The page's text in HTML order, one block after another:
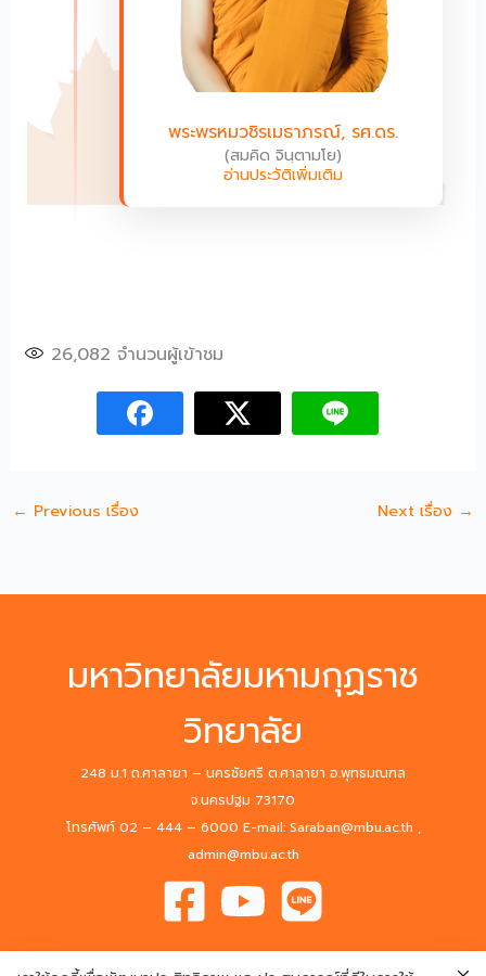
พระพรหมวชิรเมธาภรณ์, รศ.ดร.
(สมคิด จินฺตามโย)
อ่านประวัติเพิ่มเติม
26,082 จำนวนผู้เข้าชม
← Previous เรื่อง Next เรื่อง →
มหาวิทยาลัยมหามกุฏราช
วิทยาลัย
248 ม.1 ถ.ศาลายา – นครชัยศรี ต.ศาลายา อ.พุทธมณฑล
จ.นครปฐม 73170
โทรศัพท์ 02 – 444 – 6000 E-mail: Saraban@mbu.ac.th ,
admin@mbu.ac.th